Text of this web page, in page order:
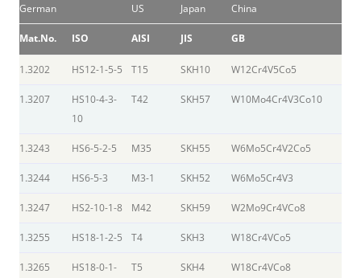
German US Japan China
Mat.No. ISO AISI JIS GB
1.3202 HS12-1-5-5 T15 SKH10 W12Cr4V5Co5
1.3207
HS10-4-3-
10
T42 SKH57 W10Mo4Cr4V3Co10
1.3243 HS6-5-2-5 M35 SKH55 W6Mo5Cr4V2Co5
1.3244 HS6-5-3 M3-1 SKH52 W6Mo5Cr4V3
1.3247 HS2-10-1-8 M42 SKH59 W2Mo9Cr4VCo8
1.3255 HS18-1-2-5 T4 SKH3 W18Cr4VCo5
1.3265
HS18-0-1-
T5 SKH4 W18Cr4VCo8